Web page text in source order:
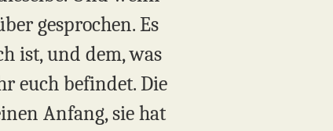
gesprochen. Es
ist, und dem, was
euch befindet. Die
Anfang, sie hat